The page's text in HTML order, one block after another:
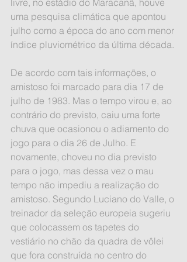
livre, no estádio do Maracanã, houve
uma pesquisa climática que apontou
julho como a época do ano com menor
índice pluviométrico da última década.
De acordo com tais informações, o
amistoso foi marcado para dia 17 de
julho de 1983. Mas o tempo virou e, ao
contrário do previsto, caiu uma forte
chuva que ocasionou o adiamento do
jogo para o dia 26 de Julho. E
novamente, choveu no dia previsto
para o jogo, mas dessa vez o mau
tempo não impediu a realização do
amistoso. Segundo Luciano do Valle, o
treinador da seleção europeia sugeriu
que colocassem os tapetes do
vestiário no chão da quadra de vôlei
que fora construída no centro do